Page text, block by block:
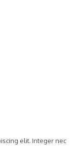
elit. Integer nec